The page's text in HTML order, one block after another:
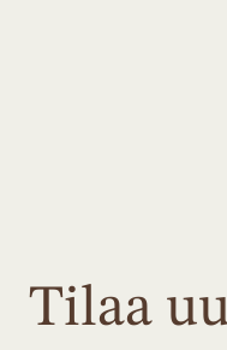
Tilaa